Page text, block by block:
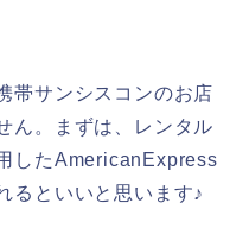
帯サンシスコンのお店
ん。まずは、レンタル
したAmericanExpress
るといいと思います♪